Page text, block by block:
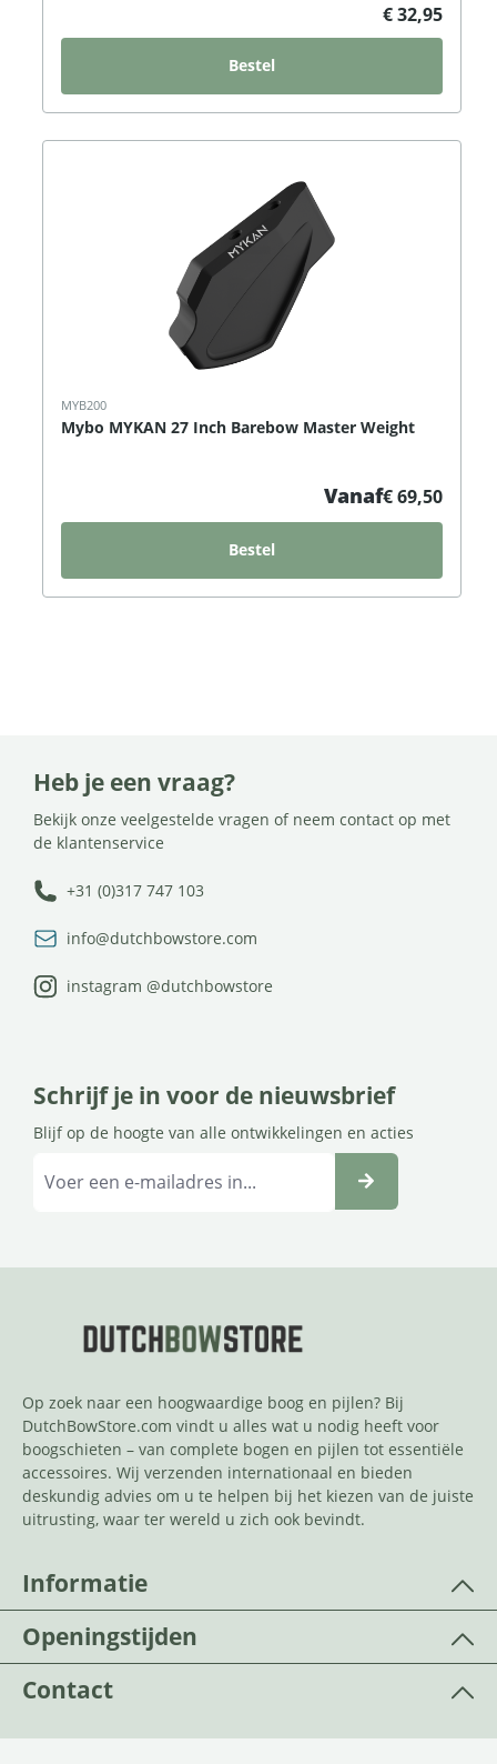
€ 32,95
Bestel
MYB200
Mybo MYKAN 27 Inch Barebow Master Weight
Vanaf€ 69,50
Bestel
Heb je een vraag?
Bekijk onze veelgestelde vragen of neem contact op met
de klantenservice
+31 (0)317 747 103
info@dutchbowstore.com
instagram @dutchbowstore
Schrijf je in voor de nieuwsbrief
Blijf op de hoogte van alle ontwikkelingen en acties
Contact
Op zoek naar een hoogwaardige boog en pijlen? Bij
DutchBowStore.com vindt u alles wat u nodig heeft voor
boogschieten – van complete bogen en pijlen tot essentiële
accessoires. Wij verzenden internationaal en bieden
deskundig advies om u te helpen bij het kiezen van de juiste
uitrusting, waar ter wereld u zich ook bevindt.
Informatie
Openingstijden